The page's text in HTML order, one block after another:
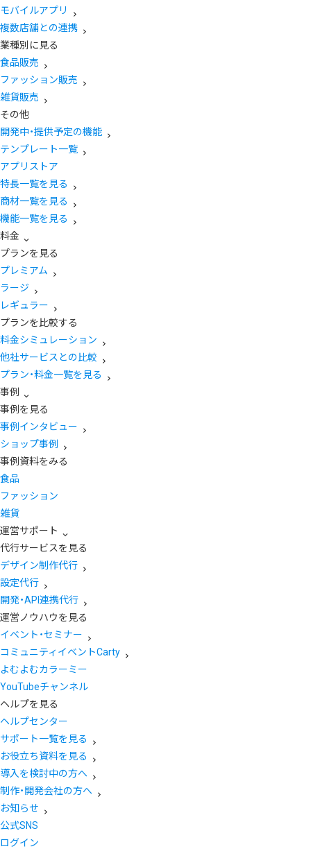
モバイルアプリ
複数店舗との連携
業種別に見る
食品販売
ファッション販売
雑貨販売
その他
開発中・提供予定の機能
テンプレート一覧
アプリストア
特長一覧を見る
商材一覧を見る
機能一覧を見る
料金
プランを見る
プレミアム
ラージ
レギュラー
プランを比較する
料金シミュレーション
他社サービスとの比較
プラン・料金一覧を見る
事例
事例を見る
事例インタビュー
ショップ事例
事例資料をみる
食品
ファッション
雑貨
運営サポート
代行サービスを見る
デザイン制作代行
設定代行
開発・API連携代行
運営ノウハウを見る
イベント・セミナー
コミュニティイベントCarty
よむよむカラーミー
YouTubeチャンネル
ヘルプを見る
ヘルプセンター
サポート一覧を見る
お役立ち資料を見る
導入を検討中の方へ
制作・開発会社の方へ
お知らせ
公式SNS
ログイン